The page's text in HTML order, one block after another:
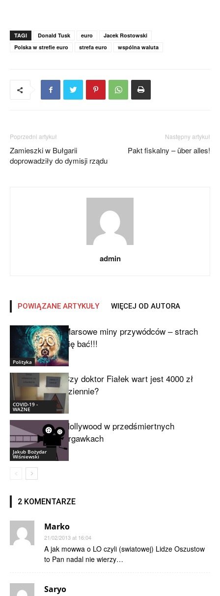
TAGI Donald Tusk euro
Jacek Rostowski
Polska w strefie euro
strefa euro wspólna waluta
Poprzedni artykuł
Zamieszki w Bułgarii
doprowadziły do dymisji rządu
Następny artykuł
Pakt fiskalny – über alles!
admin
POWIĄZANE ARTYKUŁY WIĘCEJ OD AUTORA
Polityka
Marsowe miny przywódców – strach
się bać!!!
COVID-19 -
WAŻNE
Czy doktor Fiałek wart jest 4000 zł
dziennie?
Jakub Bożydar
Wiśniewski
Hollywood w przedśmiertnych
drgawkach
2 KOMENTARZE
Marko
21/02/2013 at 16:04
A jak mowwa o LO czyli (swiatowej) Lidze Oszustow
to Pan nadal nie wierzy…
Saryo